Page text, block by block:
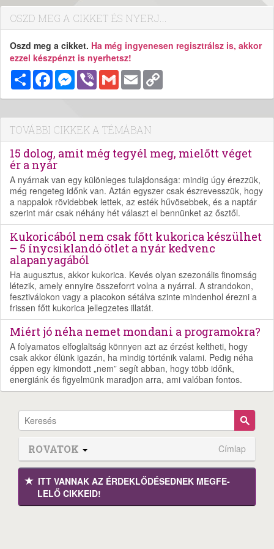
OSZD MEG A CIKKET ÉS NYERJ...
Oszd meg a cikket. Ha még ingyenesen regisztrálsz is, akkor
ezzel készpénzt is nyerhetsz!
MegosztásFacebookMessenger
Viber Gmail Email
TOVÁBBI CIKKEK A TÉMÁBAN
15 dolog, amit még tegyél meg, mielőtt véget
ér a nyár
A nyárnak van egy különleges tulajdonsága: mindig úgy érezzük,
még rengeteg időnk van. Aztán egyszer csak észrevesszük, hogy
a nappalok rövidebbek lettek, az esték hűvösebbek, és a naptár
szerint már csak néhány hét választ el bennünket az ősztől.
Kukoricából nem csak főtt kukorica készülhet
– 5 ínycsiklandó ötlet a nyár kedvenc
alapanyagából
Ha augusztus, akkor kukorica. Kevés olyan szezonális finomság
létezik, amely ennyire összeforrt volna a nyárral. A strandokon,
fesztiválokon vagy a piacokon sétálva szinte mindenhol érezni a
frissen főtt kukorica jellegzetes illatát.
Miért jó néha nemet mondani a programokra?
A folyamatos elfoglaltság könnyen azt az érzést keltheti, hogy
csak akkor élünk igazán, ha mindig történik valami. Pedig néha
éppen egy kimondott „nem” segít abban, hogy több időnk,
energiánk és figyelmünk maradjon arra, ami valóban fontos.
ROVATOK Címlap
ITT VANNAK AZ ÉRDEK­LŐDÉ­SEDNEK MEGFE­
LELŐ CIKKEID!